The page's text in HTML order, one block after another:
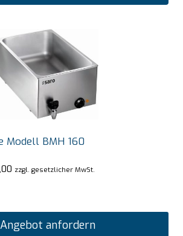
Modell BMH 160
zzgl. gesetzlicher MwSt.
Angebot anfordern